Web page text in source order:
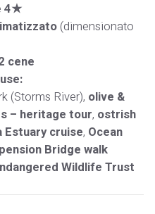
4★
(dimensionato
cene
(Storms River), olive &
– heritage tour, ostrish
Estuary cruise, Ocean
Bridge walk
Wildlife Trust